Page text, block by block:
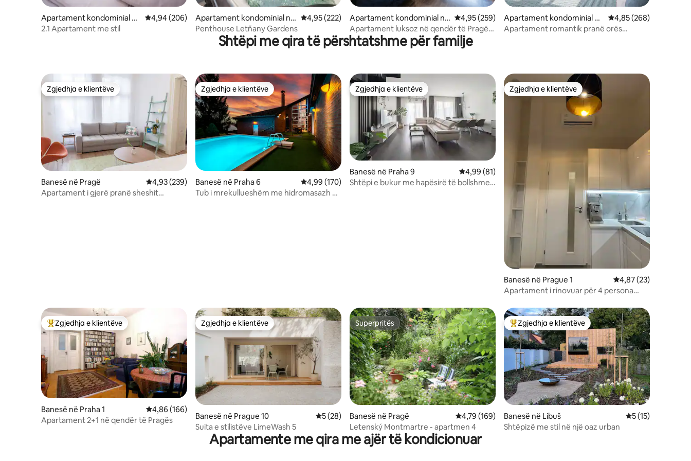
Apartament kondominial në
Praha 1
Vlerësimi mesatar 4,94 nga 5, 206 vlerësime
4,94 (206)
2.1 Apartament me stil
Apartament kondominial në
Praha 18
Vlerësimi mesatar 4,95 nga 5, 222 vlerësime
4,95 (222)
Penthouse Letňany Gardens
Apartament kondominial në
Praha 1
Vlerësimi mesatar 4,95 nga 5, 259 vlerësime
4,95 (259)
Apartament luksoz në qendër të Pragës
1
Apartament kondominial në
Praha 1
Vlerësimi mesatar
4,85 (268)
Apartament romantik pranë orës
Shtëpi me qira të përshtatshme për familje
Zgjedhja e klientëve
Zgjedhja e klientëve
Banesë në Pragë Vlerësimi mesatar 4,93 nga 5, 239 vlerësime
4,93 (239)
Apartament i gjerë pranë sheshit
Zgjedhja e klientëve
Zgjedhja e klientëve
Banesë në Praha 6 Vlerësimi mesatar 4,99 nga 5, 170 vlerësime
4,99 (170)
Tub i mrekullueshëm me hidromasazh në
Zgjedhja e klientëve
Zgjedhja e klientëve
Banesë në Praha 9 Vlerësimi mesatar 4,99 nga 5, 81 vlerësime
4,99 (81)
Shtëpi e bukur me hapësirë të bollshme
Zgjedhja e klientëve
Zgjedhja e klientëve
Banesë në Prague 1 Vlerësimi mesatar
4,87 (23)
Apartament i rinovuar për 4 persona
Më të mirat e zgjedhjeve të klientëve
Zgjedhja e klientëve
Banesë në Praha 1 Vlerësimi mesatar 4,86 nga 5, 166 vlerësime
4,86 (166)
Apartament 2+1 në qendër të Pragës
Zgjedhja e klientëve
Zgjedhja e klientëve
Banesë në Prague 10 Vlerësimi mesatar 5 nga 5, 28 vlerësime
5 (28)
Suita e stilistëve LimeWash 5
Superpritës
Superpritës
Banesë në Pragë Vlerësimi mesatar 4,79 nga 5, 169 vlerësime
4,79 (169)
Letenský Montmartre - apartmen 4
Më të mirat e zgjedhjeve të klientëve
Zgjedhja e klientëve
Banesë në Libuš Vlerësimi mesatar
5 (15)
Shtëpizë me stil në një oaz urban
Apartamente me qira me ajër të kondicionuar